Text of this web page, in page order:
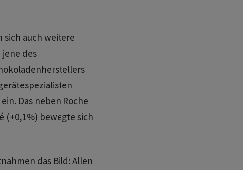
sich auch weitere
des
Das neben Roche
(+0,1%) bewegte sich
das Bild: Allen